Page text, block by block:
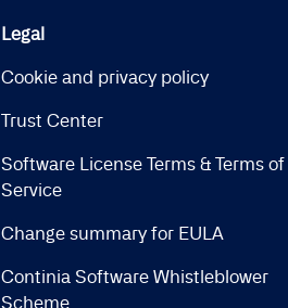
Legal
Cookie and privacy policy
Trust Center
Software License Terms & Terms of
Service
Change summary for EULA
Continia Software Whistleblower
Scheme